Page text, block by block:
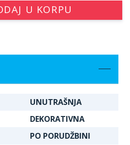
U KORPU
UNUTRAŠNJA
DEKORATIVNA
PO PORUDŽBINI